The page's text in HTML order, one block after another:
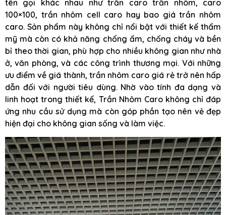
tên gọi khác nhau như trần caro trần nhôm, caro
100×100, trần nhôm cell caro hay bao giá trần nhôm
caro. Sản phẩm này không chỉ nổi bật với thiết kế thẩm
mỹ mà còn có khả năng chống ẩm, chống cháy và bền
bỉ theo thời gian, phù hợp cho nhiều không gian như nhà
ở, văn phòng, và các công trình thương mại. Với những
ưu điểm về giá thành, trần nhôm caro giá rẻ trở nên hấp
dẫn đối với người tiêu dùng. Nhờ vào tính đa dạng và
linh hoạt trong thiết kế, Trần Nhôm Caro không chỉ đáp
ứng nhu cầu sử dụng mà còn góp phần tạo nên vẻ đẹp
hiện đại cho không gian sống và làm việc.